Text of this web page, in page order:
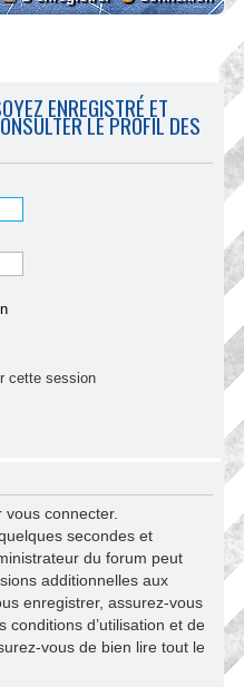
ENREGISTRÉ ET
LE PROFIL DES
cette session
vous connecter.
secondes et
du forum peut
additionnelles aux
enregistrer, assurez-vous
conditions d’utilisation et de
vous de bien lire tout le